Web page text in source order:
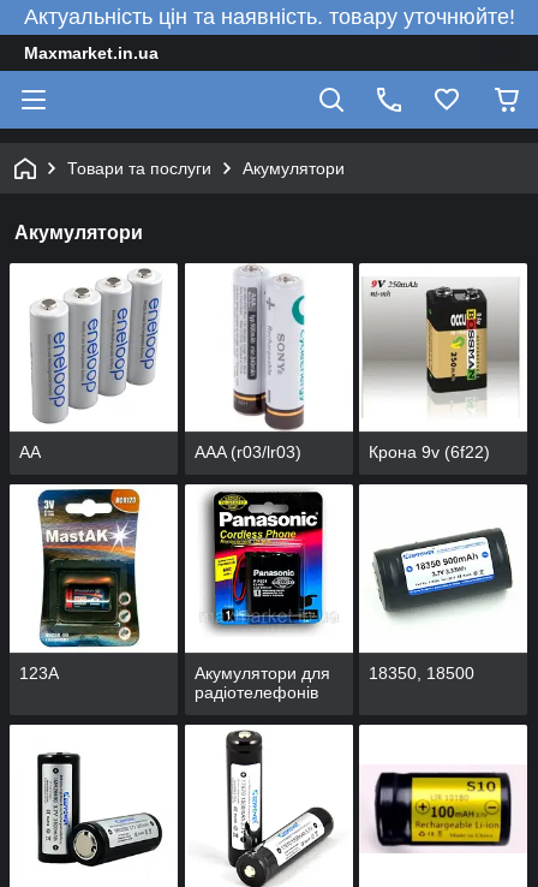
Актуальність цін та наявність. товару уточнюйте!
Maxmarket.in.ua
Товари та послуги Акумулятори
Акумулятори
АА AAA (r03/lr03) Крона 9v (6f22)
123А
Акумулятори для
радіотелефонів
18350, 18500